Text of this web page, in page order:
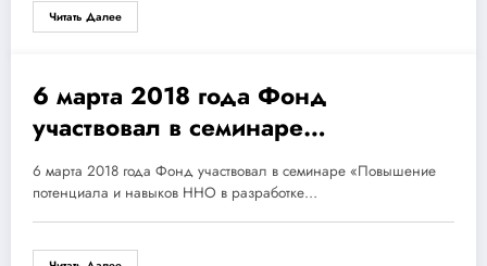
Читать Далее
06.03.2018
6 марта 2018 года Фонд
участвовал в семинаре
«Повышение потенциала и
навыков ННО в разработке
социальных проектов»
6 марта 2018 года Фонд участвовал в семинаре «Повышение
потенциала и навыков ННО в разработке…